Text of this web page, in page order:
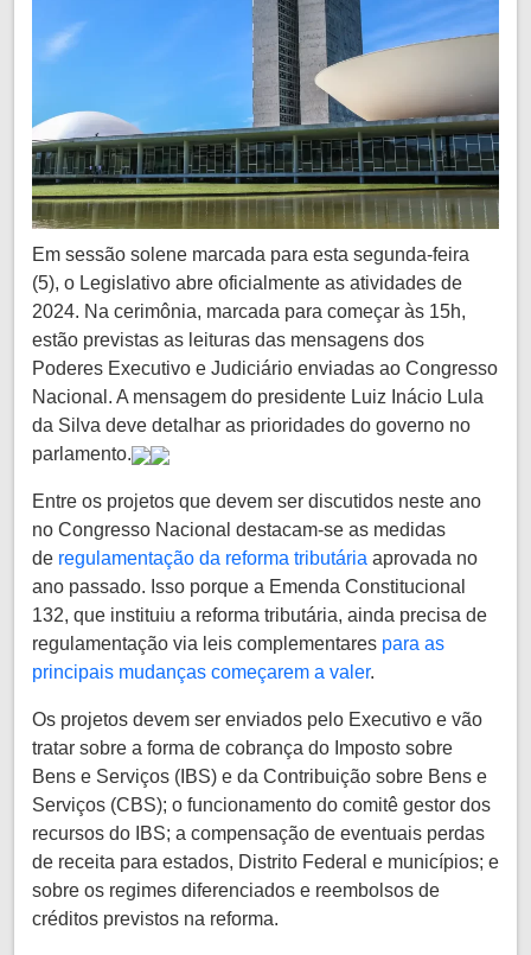
Em sessão solene marcada para esta segunda-feira
(5), o Legislativo abre oficialmente as atividades de
2024. Na cerimônia, marcada para começar às 15h,
estão previstas as leituras das mensagens dos
Poderes Executivo e Judiciário enviadas ao Congresso
Nacional. A mensagem do presidente Luiz Inácio Lula
da Silva deve detalhar as prioridades do governo no
parlamento.
Entre os projetos que devem ser discutidos neste ano
no Congresso Nacional destacam-se as medidas
de regulamentação da reforma tributária aprovada no
ano passado. Isso porque a Emenda Constitucional
132, que instituiu a reforma tributária, ainda precisa de
regulamentação via leis complementares para as
principais mudanças começarem a valer.
Os projetos devem ser enviados pelo Executivo e vão
tratar sobre a forma de cobrança do Imposto sobre
Bens e Serviços (IBS) e da Contribuição sobre Bens e
Serviços (CBS); o funcionamento do comitê gestor dos
recursos do IBS; a compensação de eventuais perdas
de receita para estados, Distrito Federal e municípios; e
sobre os regimes diferenciados e reembolsos de
créditos previstos na reforma.